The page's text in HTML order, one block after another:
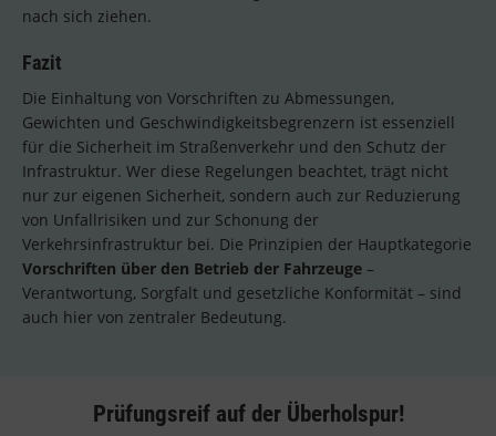
nach sich ziehen.
Fazit
Die Einhaltung von Vorschriften zu Abmessungen,
Gewichten und Geschwindigkeitsbegrenzern ist essenziell
für die Sicherheit im Straßenverkehr und den Schutz der
Infrastruktur. Wer diese Regelungen beachtet, trägt nicht
nur zur eigenen Sicherheit, sondern auch zur Reduzierung
von Unfallrisiken und zur Schonung der
Verkehrsinfrastruktur bei. Die Prinzipien der Hauptkategorie
Vorschriften über den Betrieb der Fahrzeuge –
Verantwortung, Sorgfalt und gesetzliche Konformität – sind
auch hier von zentraler Bedeutung.
Prüfungsreif auf der Überholspur!